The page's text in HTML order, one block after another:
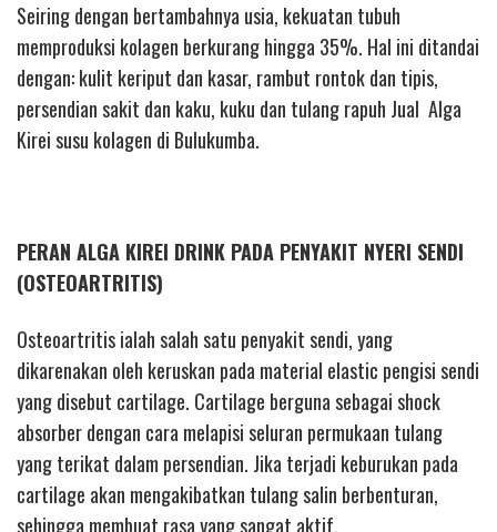
Seiring dengan bertambahnya usia, kekuatan tubuh
memproduksi kolagen berkurang hingga 35%. Hal ini ditandai
dengan: kulit keriput dan kasar, rambut rontok dan tipis,
persendian sakit dan kaku, kuku dan tulang rapuh Jual Alga
Kirei susu kolagen di Bulukumba.
PERAN ALGA KIREI DRINK PADA PENYAKIT NYERI SENDI
(OSTEOARTRITIS)
Osteoartritis ialah salah satu penyakit sendi, yang
dikarenakan oleh keruskan pada material elastic pengisi sendi
yang disebut cartilage. Cartilage berguna sebagai shock
absorber dengan cara melapisi seluran permukaan tulang
yang terikat dalam persendian. Jika terjadi keburukan pada
cartilage akan mengakibatkan tulang salin berbenturan,
sehingga membuat rasa yang sangat aktif.